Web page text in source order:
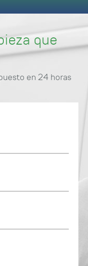
que
en 24 horas